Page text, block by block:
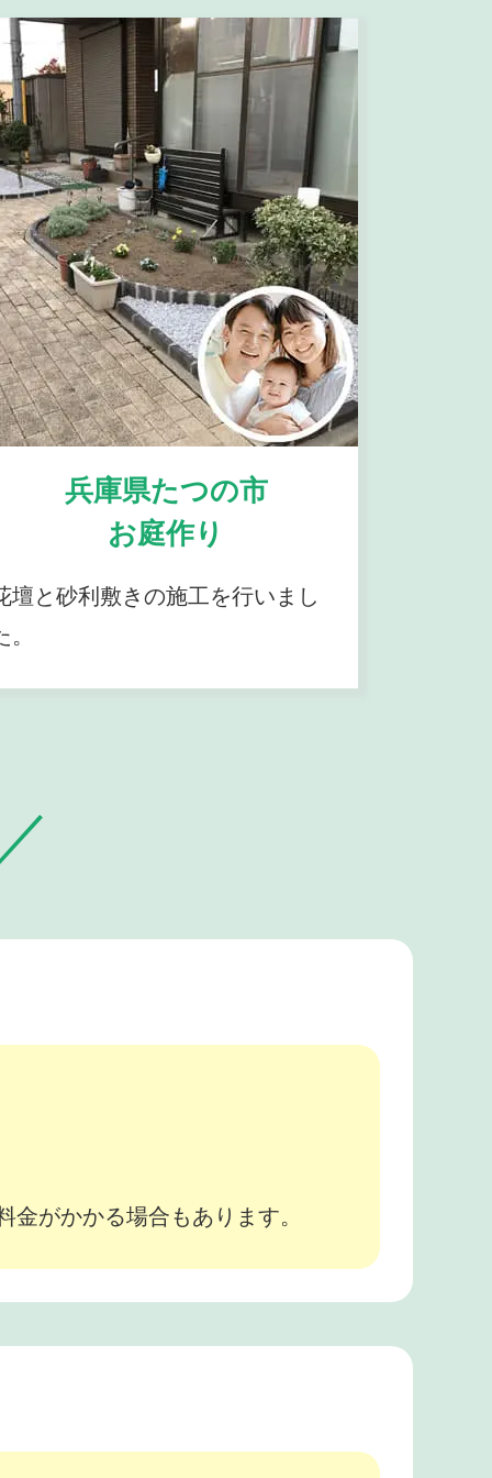
兵庫県たつの市
お庭作り
壇と砂利敷きの施工を行いまし
がかかる場合もあります。